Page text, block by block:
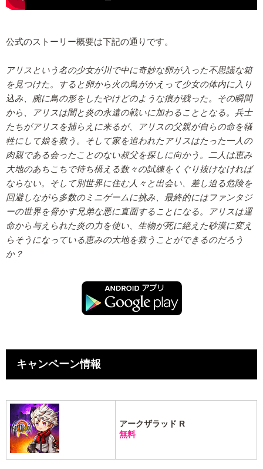
公式のストーリー概要は下記の通りです。
アリスという名の少女が川で中に奇妙な卵が入った不思議な箱
を見つけた。すると卵から火の鳥がかえって少女の体内に入り
込み、腕に鳥の形をしたやけどのような痕が残った。その瞬間
から、アリスは闇と炎の永遠の戦いに加わることとなる。兵士
たちがアリスを捕らえに来るが、アリスの父親が自らの命を犠
牲にして娘を救う。そして家を追われたアリスはたった一人の
肉親である会ったことのない叔父を探しに向かう。二人は恵み
大地のあちこちで待ち構える数々の試練をくぐり抜けなければ
ならない。そして別世界に住む人々と出会い、差し迫る危険を
回避しながら多数のミニゲームに挑み、最終的にはファンタジ
ーの世界を脅かす兄弟な悪に直面することになる。アリスは運
命から与えられた炎の力を使い、生物が死に絶えた砂漠に変え
らそうになっている恵みの大地を救うことができるのだろう
か？
キャンペーン情報
アークザラッド R
無料